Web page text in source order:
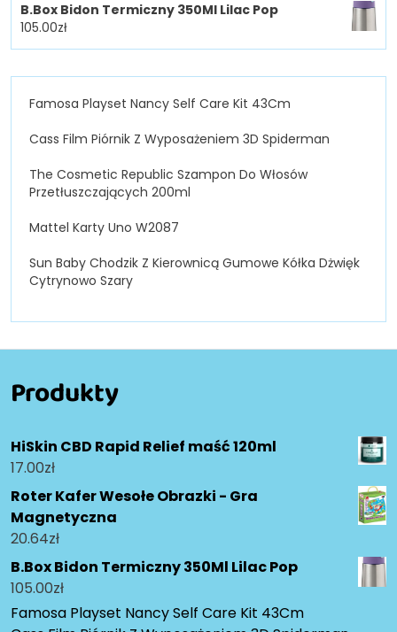
B.Box Bidon Termiczny 350Ml Lilac Pop
105.00zł
Famosa Playset Nancy Self Care Kit 43Cm
Cass Film Piórnik Z Wyposażeniem 3D Spiderman
The Cosmetic Republic Szampon Do Włosów
Przetłuszczających 200ml
Mattel Karty Uno W2087
Sun Baby Chodzik Z Kierownicą Gumowe Kółka Dżwięk
Cytrynowo Szary
Produkty
HiSkin CBD Rapid Relief maść 120ml
17.00zł
Roter Kafer Wesołe Obrazki - Gra
Magnetyczna
20.64zł
B.Box Bidon Termiczny 350Ml Lilac Pop
105.00zł
Famosa Playset Nancy Self Care Kit 43Cm